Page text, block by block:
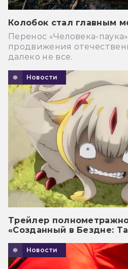
Колобок стал главным
Перенос «Человека-
продвижения
далеко не все.
Новости
Трейлер
«Созданный в Бездне:
Новости